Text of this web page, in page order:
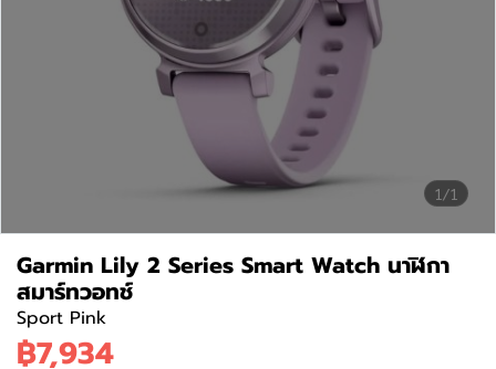
1/1
Garmin Lily 2 Series Smart Watch นาฬิกา
สมาร์ทวอทช์
Sport Pink
฿7,934